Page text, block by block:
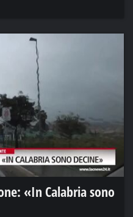
«In Calabria sono